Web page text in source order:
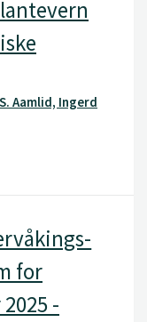
Aamlid, Ingerd
for
-